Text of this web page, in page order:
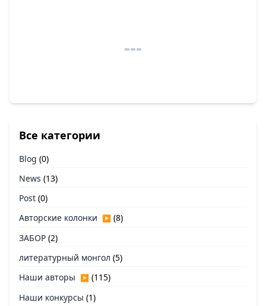
Все категории
Blog (0)
News (13)
Post (0)
Авторские колонки ▶ (8)
ЗАБОР (2)
литературный монгол (5)
Наши авторы ▶ (115)
Наши конкурсы (1)